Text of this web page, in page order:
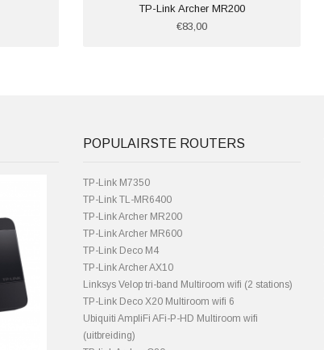
TP-Link Archer MR200
€83,00
POPULAIRSTE ROUTERS
TP-Link M7350
TP-Link TL-MR6400
TP-Link Archer MR200
TP-Link Archer MR600
TP-Link Deco M4
TP-Link Archer AX10
Linksys Velop tri-band Multiroom wifi (2 stations)
TP-Link Deco X20 Multiroom wifi 6
Ubiquiti AmpliFi AFi-P-HD Multiroom wifi
(uitbreiding)